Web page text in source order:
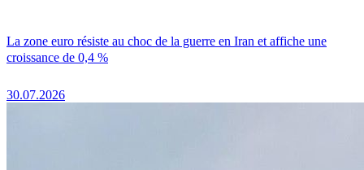
La zone euro résiste au choc de la guerre en Iran et affiche une
croissance de 0,4 %
30.07.2026